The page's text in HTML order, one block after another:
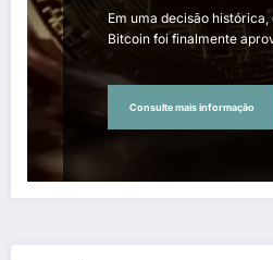
Em uma decisão histórica,
Bitcoin foi finalmente
Consulte mais informação